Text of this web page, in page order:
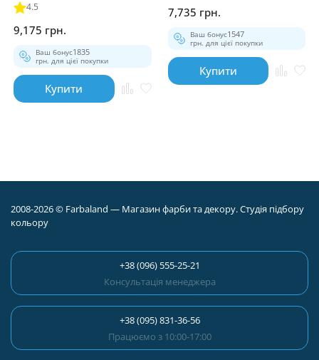
ефектом 10л
4.5
9,175 грн.
Ваш бонус1835
грн. для цієї покупки
Купити
7,735 грн.
Ваш бонус1547
грн. для цієї покупки
Купити
2008-2026 © Farbaland — Магазин фарби та декору. Студія підбору
кольору
+38 (096) 555-25-21
Консультація менеджера
+38 (095) 831-36-56
Працюємо з 10:00-17:00